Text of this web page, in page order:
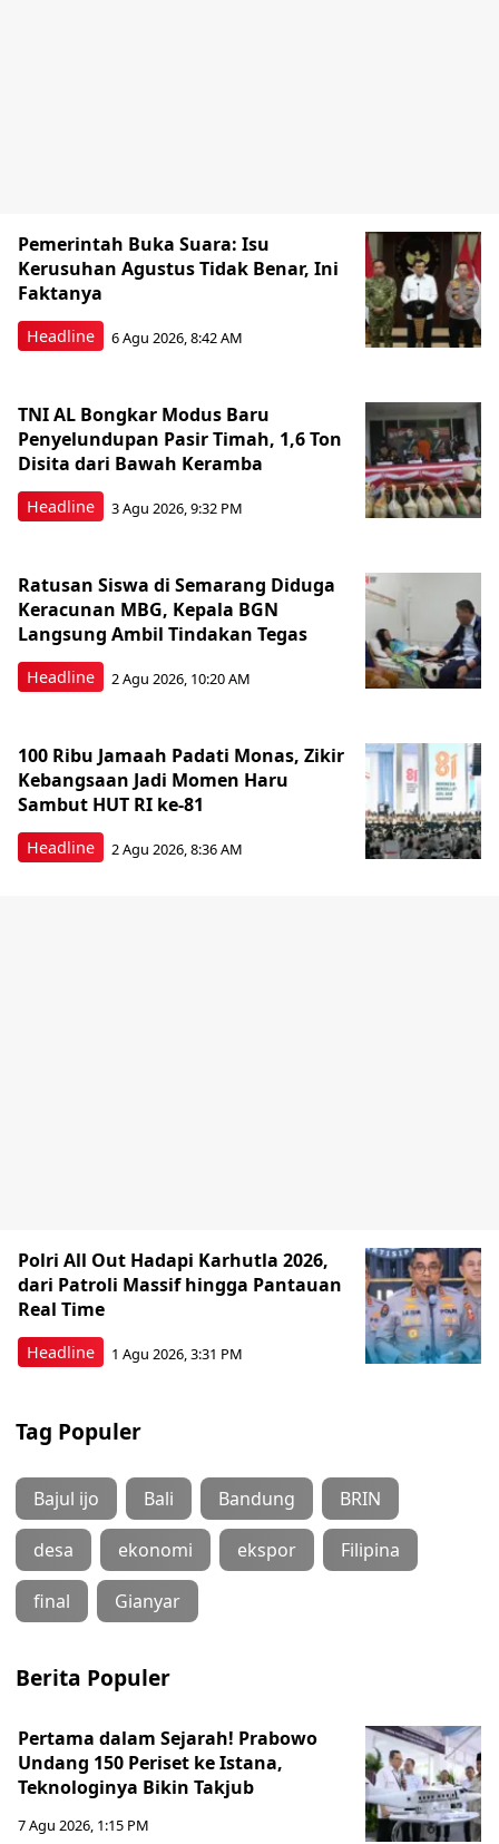
Headline
Pemerintah Buka Suara: Isu
Kerusuhan Agustus Tidak Benar, Ini
Faktanya
6 Agu 2026, 8:42 AM
Headline
TNI AL Bongkar Modus Baru
Penyelundupan Pasir Timah, 1,6 Ton
Disita dari Bawah Keramba
3 Agu 2026, 9:32 PM
Headline
Ratusan Siswa di Semarang Diduga
Keracunan MBG, Kepala BGN
Langsung Ambil Tindakan Tegas
2 Agu 2026, 10:20 AM
Headline
100 Ribu Jamaah Padati Monas, Zikir
Kebangsaan Jadi Momen Haru
Sambut HUT RI ke-81
2 Agu 2026, 8:36 AM
Headline
Polri All Out Hadapi Karhutla 2026,
dari Patroli Massif hingga Pantauan
Real Time
1 Agu 2026, 3:31 PM
Tag Populer
Bajul ijo Bali Bandung BRIN
desa ekonomi ekspor Filipina
final Gianyar
Berita Populer
Pertama dalam Sejarah! Prabowo
Undang 150 Periset ke Istana,
Teknologinya Bikin Takjub
7 Agu 2026, 1:15 PM